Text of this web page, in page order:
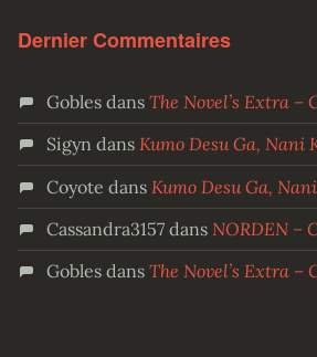
Dernier Commentaires
Goblesdans The Novel’s Extra –
Sigyn dans Kumo Desu Ga, Nani
Coyote dans Kumo Desu Ga,
Cassandra3157dans NORDEN –
Goblesdans The Novel’s Extra –